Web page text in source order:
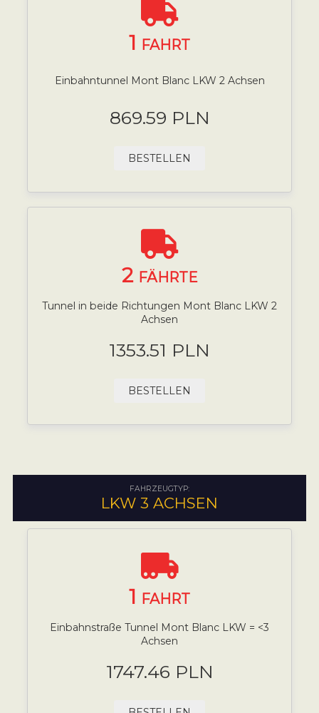
1 FAHRT
Einbahntunnel Mont Blanc LKW 2 Achsen
869.59 PLN
BESTELLEN
2 FÄHRTE
Tunnel in beide Richtungen Mont Blanc LKW 2
Achsen
1353.51 PLN
BESTELLEN
FAHRZEUGTYP:
LKW 3 ACHSEN
1 FAHRT
Einbahnstraße Tunnel Mont Blanc LKW = <3
Achsen
1747.46 PLN